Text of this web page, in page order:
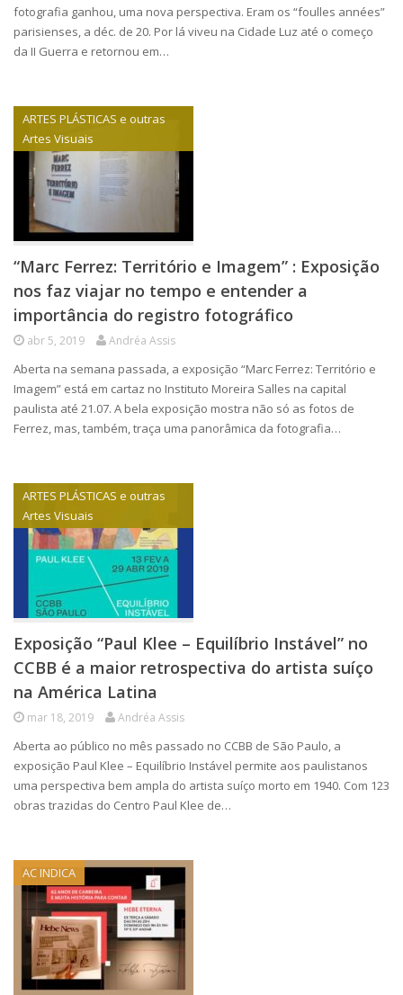
fotografia ganhou, uma nova perspectiva. Eram os “foulles années”
parisienses, a déc. de 20. Por lá viveu na Cidade Luz até o começo
da II Guerra e retornou em…
ARTES PLÁSTICAS e outras
Artes Visuais
“Marc Ferrez: Território e Imagem” : Exposição
nos faz viajar no tempo e entender a
importância do registro fotográfico
abr 5, 2019 Andréa Assis
Aberta na semana passada, a exposição “Marc Ferrez: Território e
Imagem” está em cartaz no Instituto Moreira Salles na capital
paulista até 21.07. A bela exposição mostra não só as fotos de
Ferrez, mas, também, traça uma panorâmica da fotografia…
ARTES PLÁSTICAS e outras
Artes Visuais
Exposição “Paul Klee – Equilíbrio Instável” no
CCBB é a maior retrospectiva do artista suíço
na América Latina
mar 18, 2019 Andréa Assis
Aberta ao público no mês passado no CCBB de São Paulo, a
exposição Paul Klee – Equilíbrio Instável permite aos paulistanos
uma perspectiva bem ampla do artista suíço morto em 1940. Com 123
obras trazidas do Centro Paul Klee de…
AC INDICA